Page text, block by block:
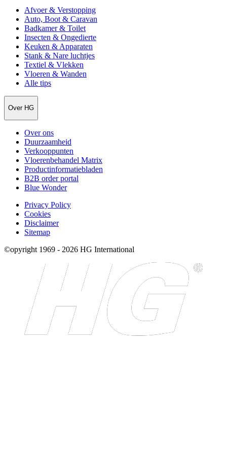
Afvoer & Verstopping
Auto, Boot & Caravan
Badkamer & Toilet
Insecten & Ongedierte
Keuken & Apparaten
Stank & Nare luchtjes
Textiel & Vlekken
Vloeren & Wanden
Alle tips
Over HG
Over ons
Duurzaamheid
Verkooppunten
Vloerenbehandel Matrix
Productinformatiebladen
B2B order portal
Blue Wonder
Privacy Policy
Cookies
Disclaimer
Sitemap
©opyright 1969 - 2026 HG International